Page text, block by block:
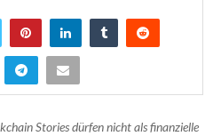
Stories dürfen nicht als finanzielle